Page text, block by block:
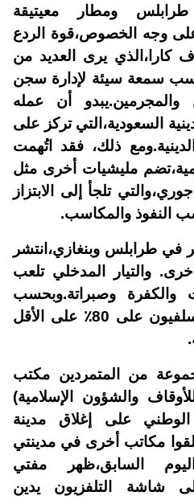
طرابلس ومطار معيتيقة
على وجه الخصوص،قوة الردع
كارا،الذي يرى العديد من
سمعة سيئة لإدارة سجن
والمجرمين.يبدو أن عمله
السعودية،التي تركز على
ذلك، فقد اتُهمت
مليشيات أخرى مثل
تلجأ إلى الابتزاز
النفوذ والمكاسب.
في طرابلس وبنغازي،انتشر
والتيار المدخلي تلعب
وصبراتة.وبحسب
سكان الزاوية،يسيطر السلفيون على 80٪ على الأقل
مجموعة من المتمردين مكتب
والشؤون الإسلامية)
الوطني على إغلاق مدينة
مكاتب أخرى في مدينتي
السابق،ظهر مفتي
شاشة التلفزيون يدين